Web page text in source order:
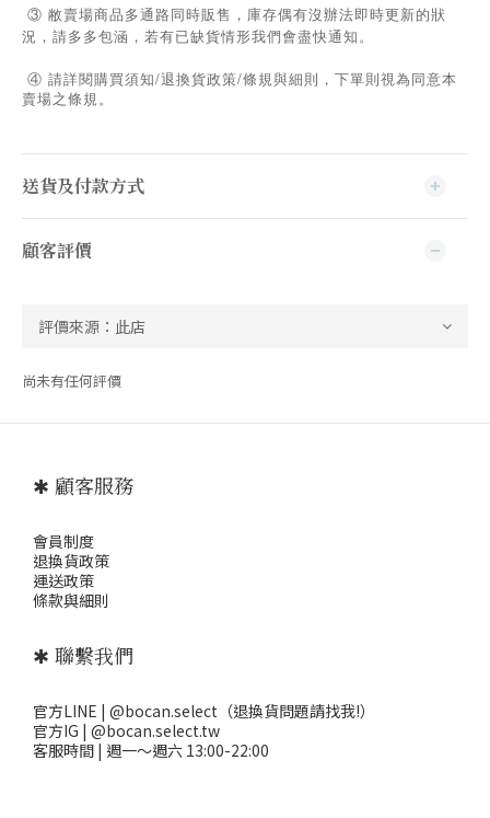
③ 敝賣場商品多通路同時販售，庫存偶有沒辦法即時更新的狀
況，請多多包涵，若有已缺貨情形我們會盡快通知。
④ 請詳閱購買須知/退換貨政策/條規與細則，下單則視為同意本
賣場之條規。
送貨及付款方式
顧客評價
尚未有任何評價
✱ 顧客服務
會員制度
退換貨政策
運送政策
條款與細則
✱ 聯繫我們
官方LINE | @bocan.select（退換貨問題請找我!）
官方IG | @bocan.select.tw
客服時間 | 週一～週六 13:00-22:00